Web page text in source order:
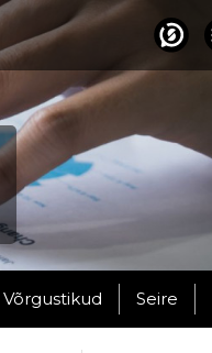
Võrgustikud Seire